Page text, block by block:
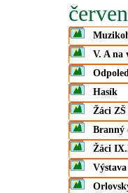
V. A na
Hasík
Žáci ZŠ
Branný
Žáci
Výstava